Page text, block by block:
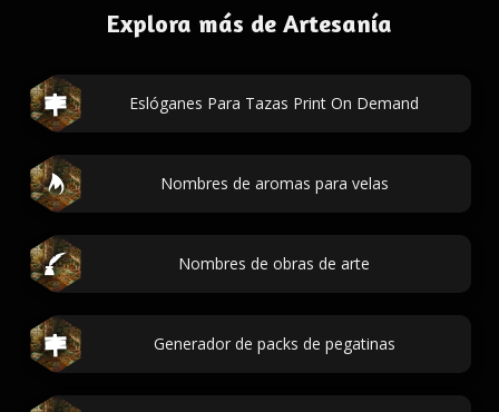
Explora más de Artesanía
Eslóganes Para Tazas Print On Demand
Nombres de aromas para velas
Nombres de obras de arte
Generador de packs de pegatinas